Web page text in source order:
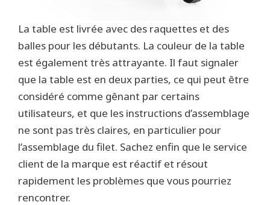
La table est livrée avec des raquettes et des
balles pour les débutants. La couleur de la table
est également très attrayante. Il faut signaler
que la table est en deux parties, ce qui peut être
considéré comme gênant par certains
utilisateurs, et que les instructions d’assemblage
ne sont pas très claires, en particulier pour
l’assemblage du filet. Sachez enfin que le service
client de la marque est réactif et résout
rapidement les problèmes que vous pourriez
rencontrer.